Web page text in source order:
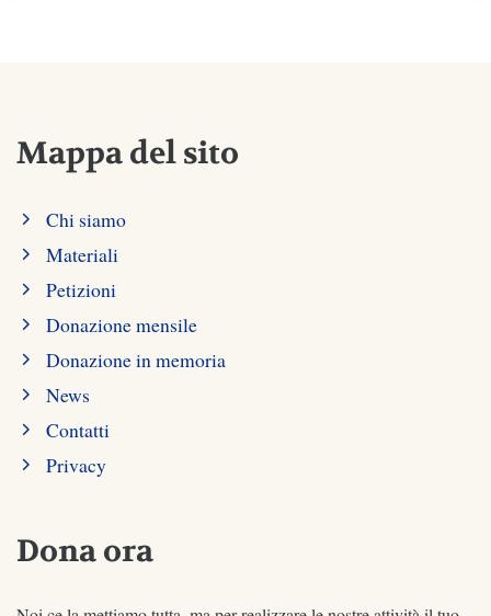
Mappa del sito
Chi siamo
Materiali
Petizioni
Donazione mensile
Donazione in memoria
News
Contatti
Privacy
Dona ora